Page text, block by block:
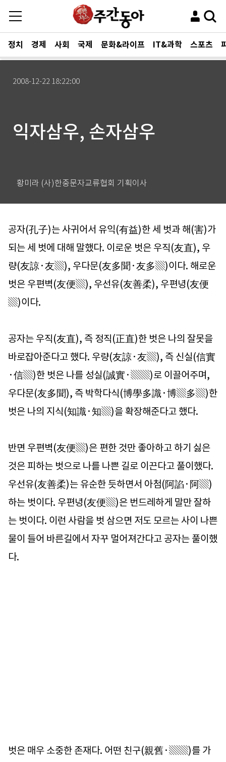
정치 경제 사회 국제 문화&라이프 IT&과학 스포츠
2008-12-22 18:22:00
익자삼우, 손자삼우
황미라 (사)한중문자교류협회 기획이사
공자(孔子)는 사귀어서 유익(有益)한 세 벗과 해(害)가
되는 세 벗에 대해 말했다. 이로운 벗은 우직(友直), 우
량(友諒·友▒), 우다문(友多聞·友多▒)이다. 해로운
벗은 우편벽(友便▒), 우선유(友善柔), 우편녕(友便
▒)이다.
공자는 우직(友直), 즉 정직(正直)한 벗은 나의 잘못을
바로잡아준다고 했다. 우량(友諒·友▒), 즉 신실(信實
·信▒)한 벗은 나를 성실(誠實·▒▒)로 이끌어주며,
우다문(友多聞), 즉 박학다식(博學多識·博▒多▒)한
벗은 나의 지식(知識·知▒)을 확장해준다고 했다.
반면 우편벽(友便▒)은 편한 것만 좋아하고 하기 싫은
것은 피하는 벗으로 나를 나쁜 길로 이끈다고 풀이했다.
우선유(友善柔)는 유순한 듯하면서 아첨(阿諂·阿▒)
하는 벗이다. 우편녕(友便▒)은 번드레하게 말만 잘하
는 벗이다. 이런 사람을 벗 삼으면 저도 모르는 사이 나쁜
물이 들어 바른길에서 자꾸 멀어져간다고 공자는 풀이했
다.
벗은 매우 소중한 존재다. 어떤 친구(親舊·▒▒)를 가